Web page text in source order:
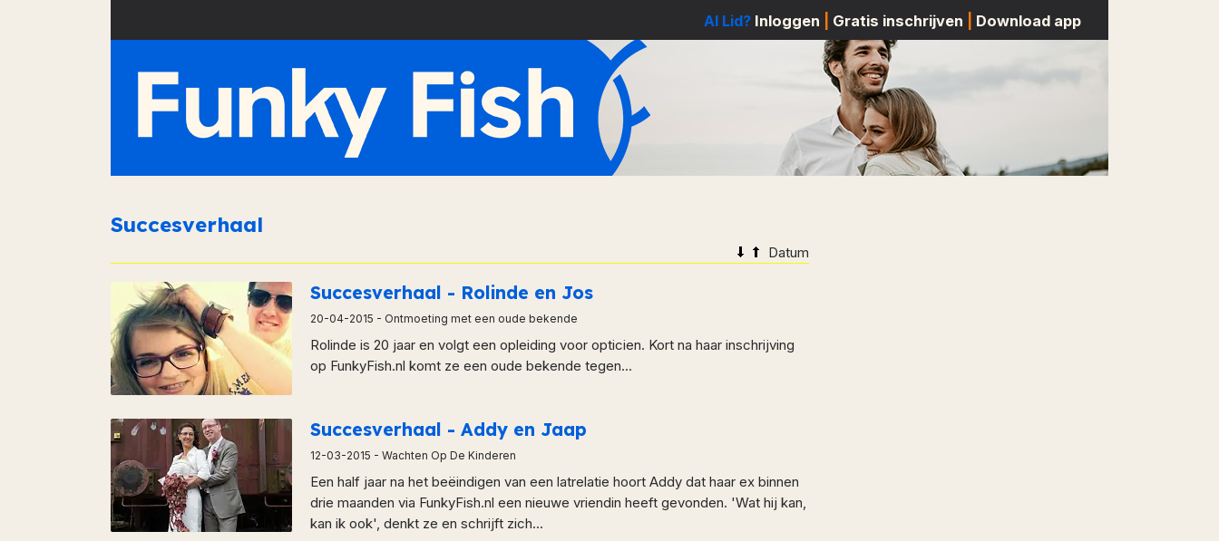
Al Lid? Inloggen Gratis inschrijven Download app
Succesverhaal
Datum
Succesverhaal - Rolinde en Jos
20-04-2015 - Ontmoeting met een oude bekende
Rolinde is 20 jaar en volgt een opleiding voor opticien. Kort na haar inschrijving
op FunkyFish.nl komt ze een oude bekende tegen...
Succesverhaal - Addy en Jaap
12-03-2015 - Wachten Op De Kinderen
Een half jaar na het beëindigen van een latrelatie hoort Addy dat haar ex binnen
drie maanden via FunkyFish.nl een nieuwe vriendin heeft gevonden. 'Wat hij kan,
kan ik ook', denkt ze en schrijft zich...